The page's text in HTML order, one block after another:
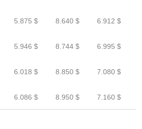
5.875 $ 8.640 $ 6.912 $
5.946 $ 8.744 $ 6.995 $
6.018 $ 8.850 $ 7.080 $
6.086 $ 8.950 $ 7.160 $